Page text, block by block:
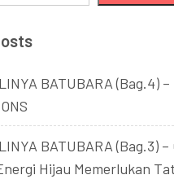
BATUBARA (Bag.4)
BATUBARA (Bag.3)
Hijau Memerlukan